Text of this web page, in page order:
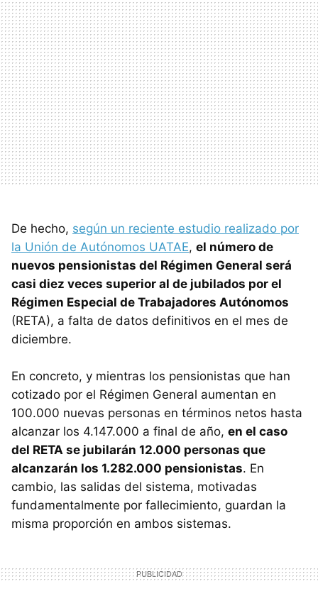
De hecho, según un reciente estudio realizado por
la Unión de Autónomos UATAE, el número de
nuevos pensionistas del Régimen General será
casi diez veces superior al de jubilados por el
Régimen Especial de Trabajadores Autónomos
(RETA), a falta de datos definitivos en el mes de
diciembre.
En concreto, y mientras los pensionistas que han
cotizado por el Régimen General aumentan en
100.000 nuevas personas en términos netos hasta
alcanzar los 4.147.000 a final de año, en el caso
del RETA se jubilarán 12.000 personas que
alcanzarán los 1.282.000 pensionistas. En
cambio, las salidas del sistema, motivadas
fundamentalmente por fallecimiento, guardan la
misma proporción en ambos sistemas.